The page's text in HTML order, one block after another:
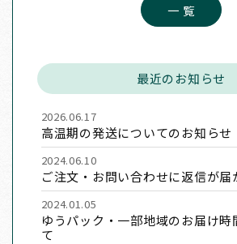
一 覧
最近のお知らせ
2026.06.17
高温期の発送についてのお知らせ
2024.06.10
ご注文・お問い合わせに返信が届
2024.01.05
ゆうパック・一部地域のお届け時
て